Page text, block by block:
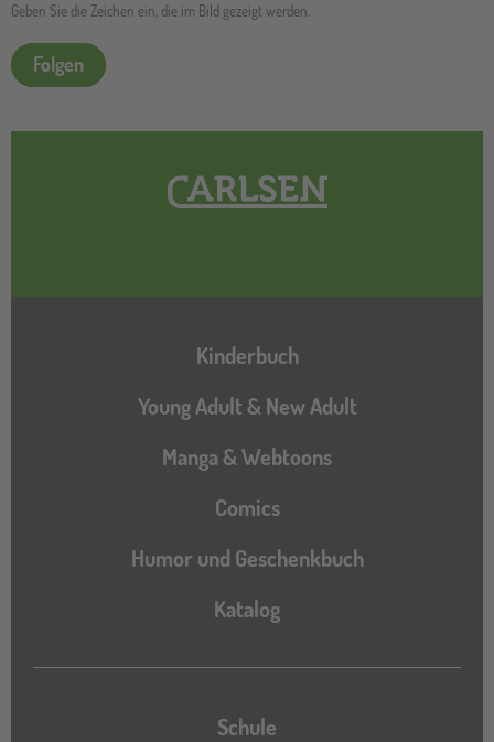
Geben Sie die Zeichen ein, die im Bild gezeigt werden.
Folgen
Hauptnavigation
Kinderbuch
Young Adult & New Adult
Manga & Webtoons
Comics
Humor und Geschenkbuch
Katalog
Katalog
Schule